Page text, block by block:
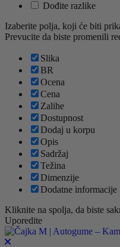
Dođite razlike
Izaberite polja, koji će biti
Prevucite da biste promenili
Slika
BR
Ocena
Cena
Zalihe
Dostupnost
Dodaj u korpu
Opis
Sadržaj
Težina
Dimenzije
Dodatne informacije
Kliknite na spolja, da biste
Uporedite